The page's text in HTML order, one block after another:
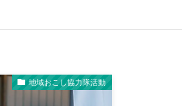
地域おこし協力隊活動